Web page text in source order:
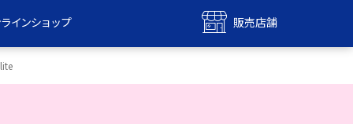
インショップ 販売店舗
ショップ 販売店舗